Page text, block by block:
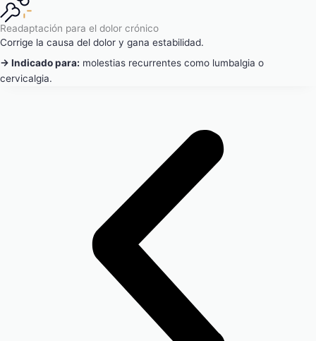
Readaptación para el dolor crónico
Corrige la causa del dolor y gana estabilidad.
→ Indicado para: molestias recurrentes como lumbalgia o
cervicalgia.